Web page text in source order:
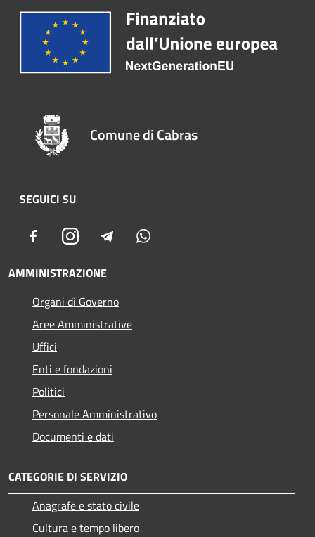
Comune di Cabras
SEGUICI SU
FacebookInstagram Telegram
AMMINISTRAZIONE
Organi di Governo
Aree Amministrative
Uffici
Enti e fondazioni
Politici
Personale Amministrativo
Documenti e dati
CATEGORIE DI SERVIZIO
Anagrafe e stato civile
Cultura e tempo libero